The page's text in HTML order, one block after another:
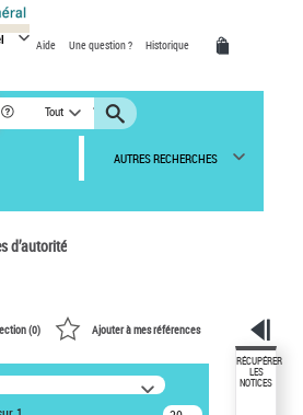
Aide Une question ? Historique
Tout
AUTRES RECHERCHES
d’autorité
dans les
(0) Ajouter à mes références
RÉCUPÉRER
LES
NOTICES